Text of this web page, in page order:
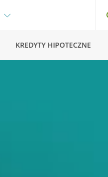
KREDYTY HIPOTECZNE